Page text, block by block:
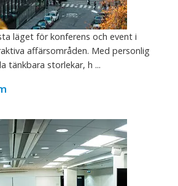
läget för konferens och event i
affärsområden. Med personlig
tänkbara storlekar, h ...